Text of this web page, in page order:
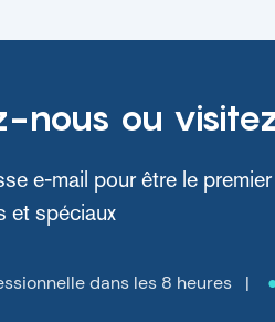
nous ou
e-mail pour être le
et spéciaux
dans les 8 heures |